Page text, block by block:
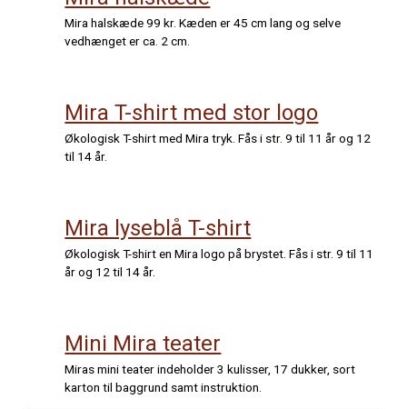
Mira halskæde 99 kr. Kæden er 45 cm lang og selve
vedhænget er ca. 2 cm.
Mira T-shirt med stor logo
Økologisk T-shirt med Mira tryk. Fås i str. 9 til 11 år og 12
til 14 år.
Mira lyseblå T-shirt
Økologisk T-shirt en Mira logo på brystet. Fås i str. 9 til 11
år og 12 til 14 år.
Mini Mira teater
Miras mini teater indeholder 3 kulisser, 17 dukker, sort
karton til baggrund samt instruktion.